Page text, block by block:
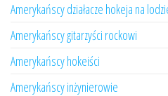
Amerykańscy działacze hokeja na
Amerykańscy gitarzyści rockowi
Amerykańscy hokeiści
Amerykańscy inżynierowie